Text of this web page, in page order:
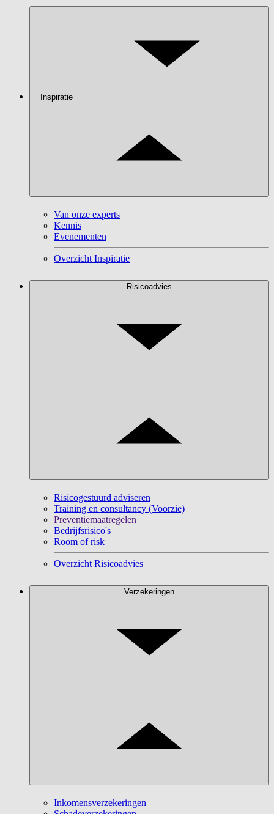
Inspiratie
Van onze experts
Kennis
Evenementen
Overzicht Inspiratie
Risicoadvies
Risicogestuurd adviseren
Training en consultancy (Voorzie)
Preventiemaatregelen
Bedrijfsrisico's
Room of risk
Overzicht Risicoadvies
Verzekeringen
Inkomensverzekeringen